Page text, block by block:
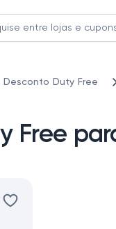
Duty Free
Free